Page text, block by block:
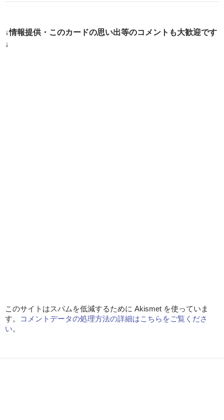
ー
シ
↓情報提供・このカードの思い出等のコメントも大歓迎です
↓
このサイトはスパムを低減するために Akismet を使っていま
す。
コメントデータの処理方法の詳細はこちらをご覧くださ
い。